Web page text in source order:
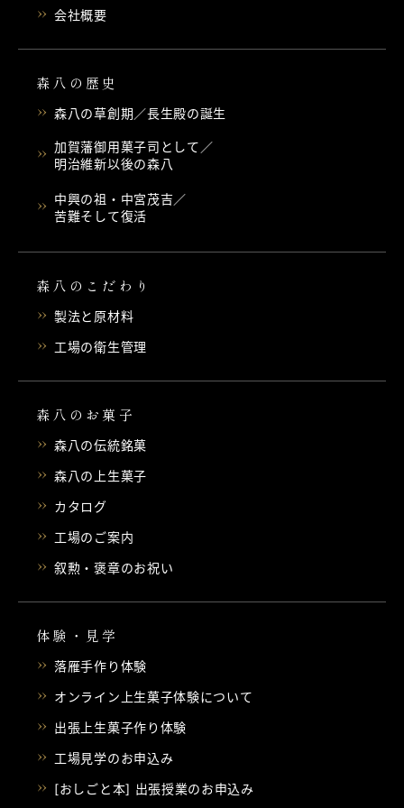
会社概要
森八の歴史
森八の草創期／長生殿の誕生
加賀藩御用菓子司として／
明治維新以後の森八
中興の祖・中宮茂吉／
苦難そして復活
森八のこだわり
製法と原材料
工場の衛生管理
森八のお菓子
森八の伝統銘菓
森八の上生菓子
カタログ
工場のご案内
叙勲・褒章のお祝い
体験・見学
落雁手作り体験
オンライン上生菓子体験について
出張上生菓子作り体験
工場見学のお申込み
[おしごと本] 出張授業のお申込み